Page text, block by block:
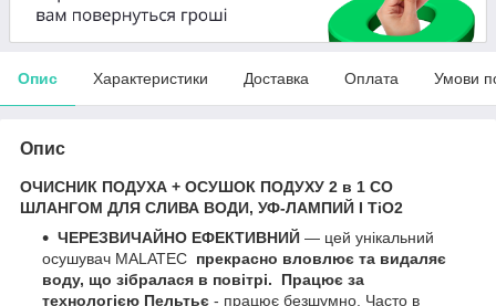
Опис Характеристики Доставка Оплата Умови
Опис
ОЧИСНИК ПОДУХА + ОСУШОК ПОДУХУ 2 в 1 СО
ШЛАНГОМ ДЛЯ СЛИВА ВОДИ, УФ-ЛАМПИЙ І TiO2
ЧЕРЕЗВИЧАЙНО ЕФЕКТИВНИЙ — цей унікальний
осушувач MALATEC прекрасно вловлює та видаляє
воду, що зібралася в повітрі.
Працює за
технологією Пельтьє - працює безшумно. Часто в